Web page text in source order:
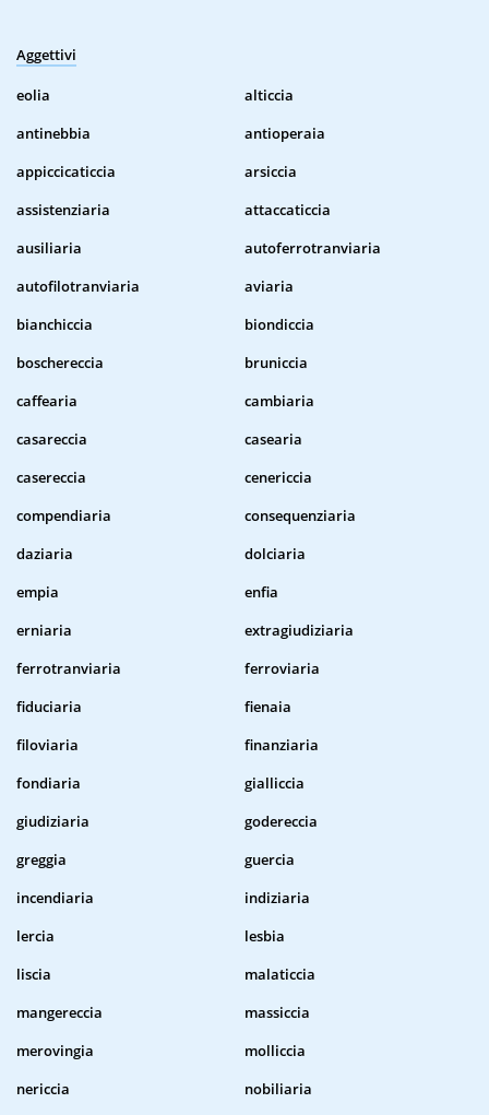
Aggettivi
eolia
alticcia
antinebbia
antioperaia
appiccicaticcia
arsiccia
assistenziaria
attaccaticcia
ausiliaria
autoferrotranviaria
autofilotranviaria
aviaria
bianchiccia
biondiccia
boschereccia
bruniccia
caffearia
cambiaria
casareccia
casearia
casereccia
cenericcia
compendiaria
consequenziaria
daziaria
dolciaria
empia
enfia
erniaria
extragiudiziaria
ferrotranviaria
ferroviaria
fiduciaria
fienaia
filoviaria
finanziaria
fondiaria
gialliccia
giudiziaria
godereccia
greggia
guercia
incendiaria
indiziaria
lercia
lesbia
liscia
malaticcia
mangereccia
massiccia
merovingia
molliccia
nericcia
nobiliaria